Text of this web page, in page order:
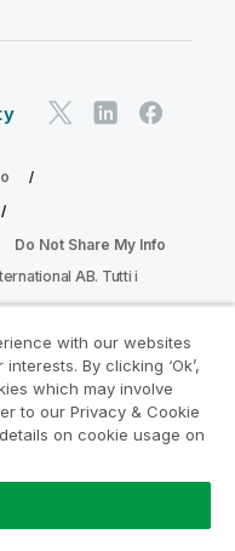
Do Not Share My Info
AB. Tutti i
Analytics
tue preziose app
with our websites
By clicking ‘Ok’,
which may involve
to our Privacy & Cookie
on cookie usage on